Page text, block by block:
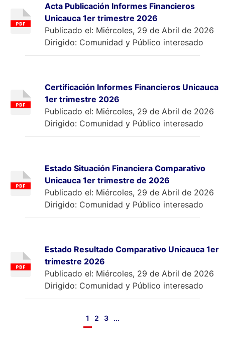
Acta Publicación Informes Financieros
Unicauca 1er trimestre 2026
Publicado el: Miércoles, 29 de Abril de 2026
Dirigido: Comunidad y Público interesado
Certificación Informes Financieros Unicauca
1er trimestre 2026
Publicado el: Miércoles, 29 de Abril de 2026
Dirigido: Comunidad y Público interesado
Estado Situación Financiera Comparativo
Unicauca 1er trimestre de 2026
Publicado el: Miércoles, 29 de Abril de 2026
Dirigido: Comunidad y Público interesado
Estado Resultado Comparativo Unicauca 1er
trimestre 2026
Publicado el: Miércoles, 29 de Abril de 2026
Dirigido: Comunidad y Público interesado
1 2 3 ...